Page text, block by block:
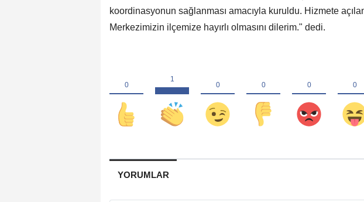
koordinasyonun sağlanması amacıyla kuruldu. Hizmete
Merkezimizin ilçemize hayırlı olmasını dilerim." dedi.
YORUMLAR